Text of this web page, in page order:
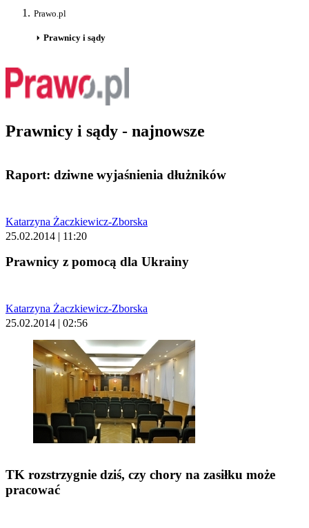
Prawo.pl
Prawnicy i sądy
Prawnicy i sądy - najnowsze
Raport: dziwne wyjaśnienia dłużników
Katarzyna Żaczkiewicz-Zborska
25.02.2014 | 11:20
Prawnicy z pomocą dla Ukrainy
Katarzyna Żaczkiewicz-Zborska
25.02.2014 | 02:56
TK rozstrzygnie dziś, czy chory na zasiłku może
pracować